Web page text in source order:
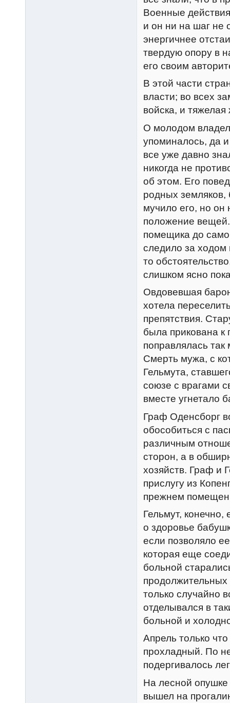
Военные
и он ни на шаг не
энергичнее
твердую опору в
его своим
В этой части
власти; во всех
войска, и
О молодом
упоминалось, да
все уже давно
никогда не
об этом. Его
родных земляков,
мучило его, но он
положение вещей.
помещика до
следило за ходом
то
слишком ясно
Овдовевшая
хотела
препятствия.
была прикована к
поправлялась
Смерть мужа, с
Гельмута,
союзе с врагами
вместе угнетало
Граф Оденсборг
обособиться с
различным
сторон, а в
хозяйств. Граф и
прислугу из
прежнем
Гельмут, конечно,
о здоровье
если позволяло
которая еще
больной
продолжительных
только случайно
отделывался в
больной и
Апрель только
прохладный. По
подергивалось
На лесной
вышел на